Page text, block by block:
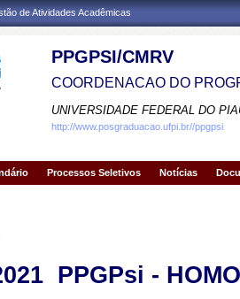
de Atividades Acadêmicas
PPGPSI/CMRV
COORDENACAO DO
UNIVERSIDADE FEDERAL DO
http://www.posgraduacao.ufpi.br//ppgpsi
Processos Seletivos Notícias
 PPGPsi -